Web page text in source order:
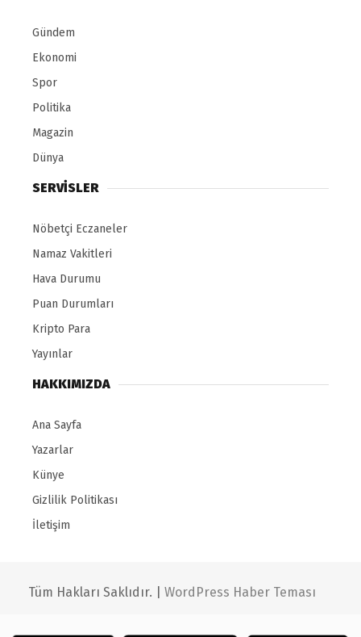
Gündem
Ekonomi
Spor
Politika
Magazin
Dünya
SERVİSLER
Nöbetçi Eczaneler
Namaz Vakitleri
Hava Durumu
Puan Durumları
Kripto Para
Yayınlar
HAKKIMIZDA
Ana Sayfa
Yazarlar
Künye
Gizlilik Politikası
İletişim
Tüm Hakları Saklıdır. | WordPress Haber Teması